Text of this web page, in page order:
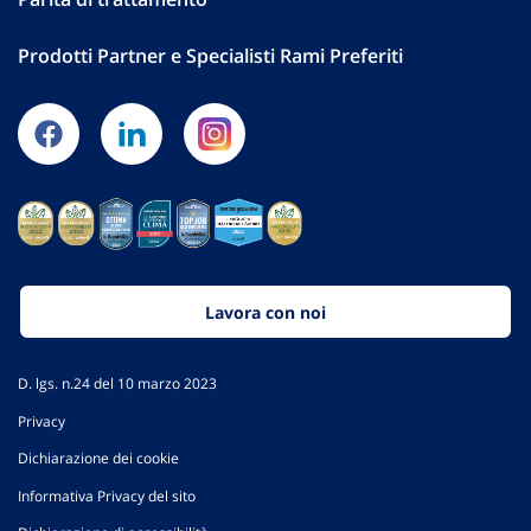
Prodotti Partner e Specialisti Rami Preferiti
Lavora con noi
D. lgs. n.24 del 10 marzo 2023
Privacy
Dichiarazione dei cookie
Informativa Privacy del sito